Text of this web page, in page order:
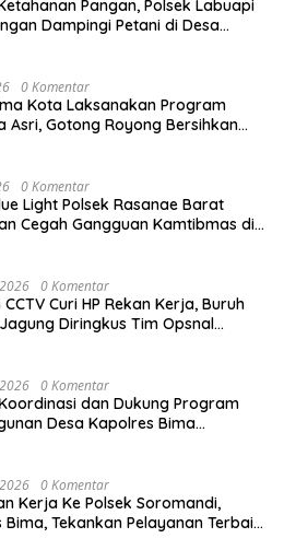
Pangan, Polsek Labuapi
Dampingi Petani di Desa
0 Komentar
Kota Laksanakan Program
Asri, Gotong Royong Bersihkan
0 Komentar
Light Polsek Rasanae Barat
Cegah Gangguan Kamtibmas di
0 Komentar
Curi HP Rekan Kerja, Buruh
Diringkus Tim Opsnal
0 Komentar
dan Dukung Program
Desa Kapolres Bima
0 Komentar
Kerja Ke Polsek Soromandi,
Bima, Tekankan Pelayanan Terbaik